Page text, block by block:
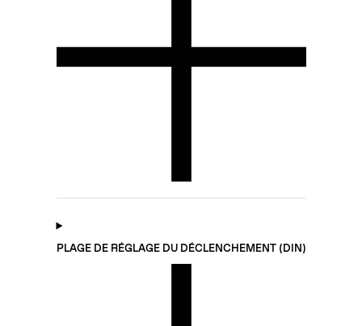
PLAGE DE RÉGLAGE DU DÉCLENCHEMENT (DIN)